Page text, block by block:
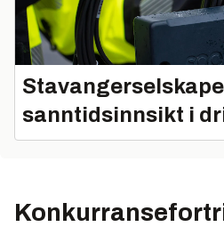
sanntidsinnsikt i